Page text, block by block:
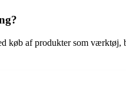
af produkter som værktøj,